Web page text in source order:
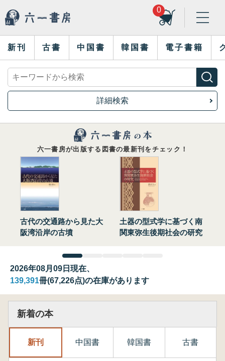
0
新刊 古書 中国書 韓国書 電子書籍
詳細検索
六一書房が出版する図書の最新刊をチェック！
古代の交通路から見た大
阪湾沿岸の古墳
土器の型式学に基づく南
関東弥生後期社会の研究
2026年08月09日現在、
139,391冊(67,226点)の在庫があります
新着の本
新刊 中国書 韓国書 古書